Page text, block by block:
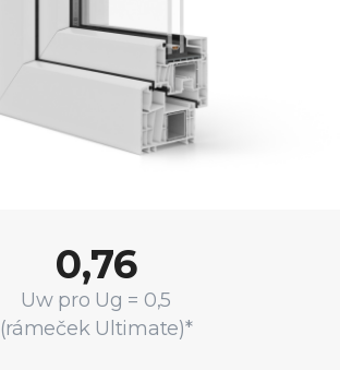
0,76
Uw pro Ug = 0,5
(rámeček Ultimate)*